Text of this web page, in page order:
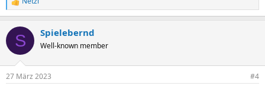
R
e
k
i
e
S Spielebernd
Well-known member
27 März 2023 #4